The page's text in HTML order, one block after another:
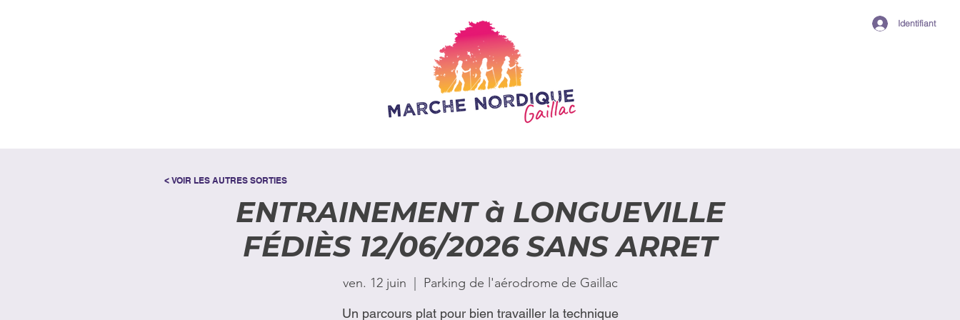
Identifiant
ENTRAINEMENT à LONGUEVILLE
FÉDIÈS 12/06/2026 SANS ARRET
ven. 12 juin Parking de l'aérodrome de Gaillac
Un parcours plat pour bien travailler la technique
< VOIR LES AUTRES SORTIES